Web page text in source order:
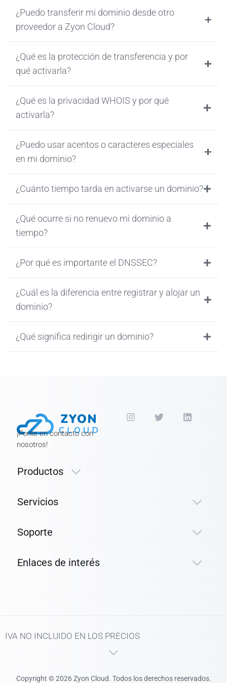
¿Puedo transferir mi dominio desde otro
proveedor a Zyon Cloud?
¿Qué es la protección de transferencia y por
qué activarla?
¿Qué es la privacidad WHOIS y por qué
activarla?
¿Puedo usar acentos o caracteres especiales
en mi dominio?
¿Cuánto tiempo tarda en activarse un dominio?
¿Qué ocurre si no renuevo mi dominio a
tiempo?
¿Por qué es importante el DNSSEC?
¿Cuál es la diferencia entre registrar y alojar un
dominio?
¿Qué significa redirigir un dominio?
¡Ponte en contacto con
nosotros!
Productos
Servicios
Soporte
Enlaces de interés
Copyright © 2026 Zyon Cloud. Todos los derechos reservados.
IVA NO INCLUIDO EN LOS PRECIOS